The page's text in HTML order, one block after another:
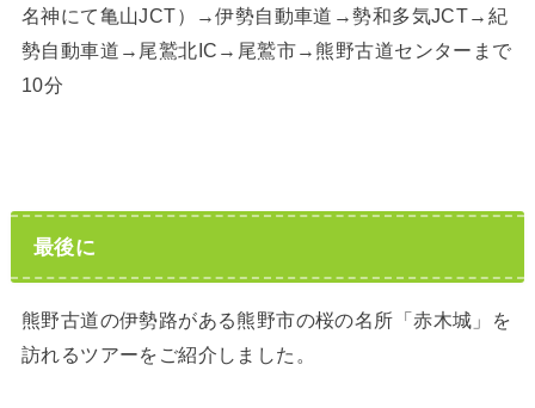
名神にて亀山JCT）→伊勢自動車道→勢和多気JCT→紀
勢自動車道→尾鷲北IC→尾鷲市→熊野古道センターまで
10分
最後に
熊野古道の伊勢路がある熊野市の桜の名所「赤木城」を
訪れるツアーをご紹介しました。